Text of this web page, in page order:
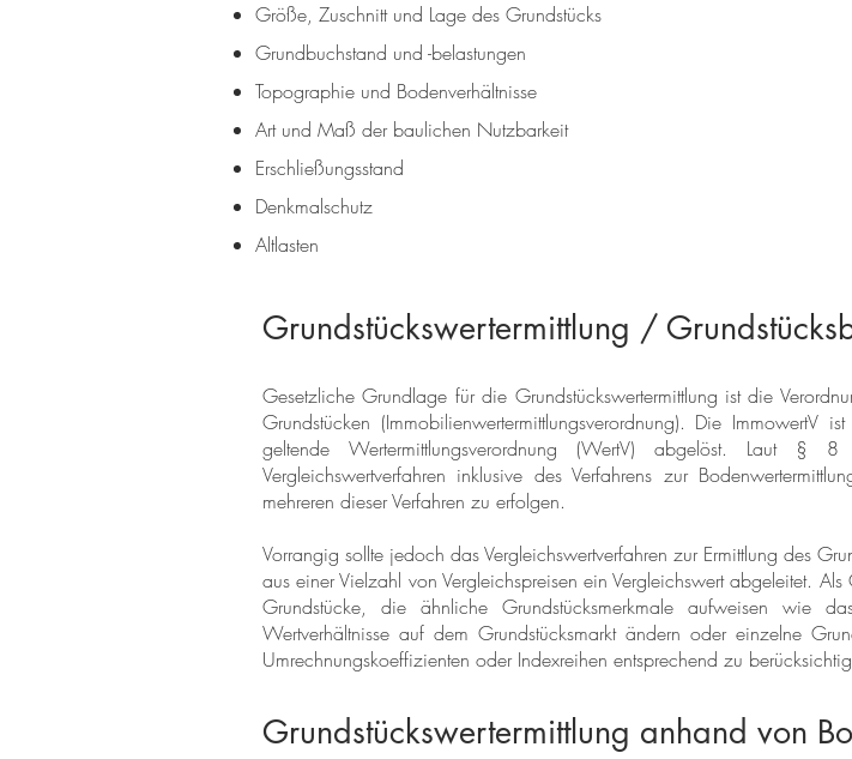
Größe, Zuschnitt und Lage des Grundstücks
Grundbuchstand und -belastungen
Topographie und Bodenverhältnisse
Art und Maß der baulichen Nutzbarkeit
Erschließungsstand
Denkmalschutz
Altlasten
Grundstückswertermittlung /
Gesetzliche Grundlage für die Grundstückswertermittlung ist die
Grundstücken (Immobilienwertermittlungsverordnung). Die
geltende Wertermittlungsverordnung (WertV) abgelöst. Laut §
Vergleichswertverfahren inklusive des Verfahrens zur
mehreren dieser Verfahren zu erfolgen.
Vorrangig sollte jedoch das Vergleichswertverfahren zur Ermittlung des
aus einer Vielzahl von Vergleichspreisen ein Vergleichswert abgeleitet.
Grundstücke, die ähnliche Grundstücksmerkmale aufweisen wie
Wertverhältnisse auf dem Grundstücksmarkt ändern oder einzelne
Umrechnungskoeffizienten oder Indexreihen entsprechend zu
Grundstückswertermittlung anhand von